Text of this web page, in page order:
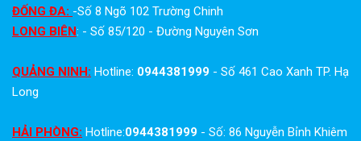
ĐỐNG ĐA: -Số 8 Ngõ 102 Trường Chinh
LONG BIÊN: - Số 85/120 - Đường Nguyên Sơn
QUẢNG NINH: Hotline: 0944381999 - Số 461 Cao Xanh TP. Hạ
Long
HẢI PHÒNG: Hotline:0944381999 - Số: 86 Nguyễn Bỉnh Khiêm